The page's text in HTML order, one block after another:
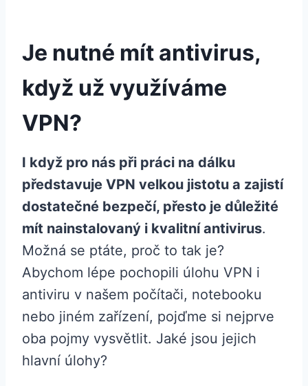
Je nutné mít antivirus,
když už využíváme
VPN?
I když pro nás při práci na dálku
představuje VPN velkou jistotu a zajistí
dostatečné bezpečí, přesto je důležité
mít nainstalovaný i kvalitní antivirus.
Možná se ptáte, proč to tak je?
Abychom lépe pochopili úlohu VPN i
antiviru v našem počítači, notebooku
nebo jiném zařízení, pojďme si nejprve
oba pojmy vysvětlit. Jaké jsou jejich
hlavní úlohy?